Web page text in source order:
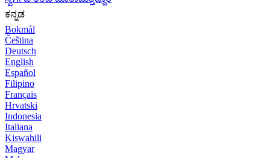
ಕನ್ನಡ
Bokmål
Čeština
Deutsch
English
Español
Filipino
Français
Hrvatski
Indonesia
Italiana
Kiswahili
Magyar